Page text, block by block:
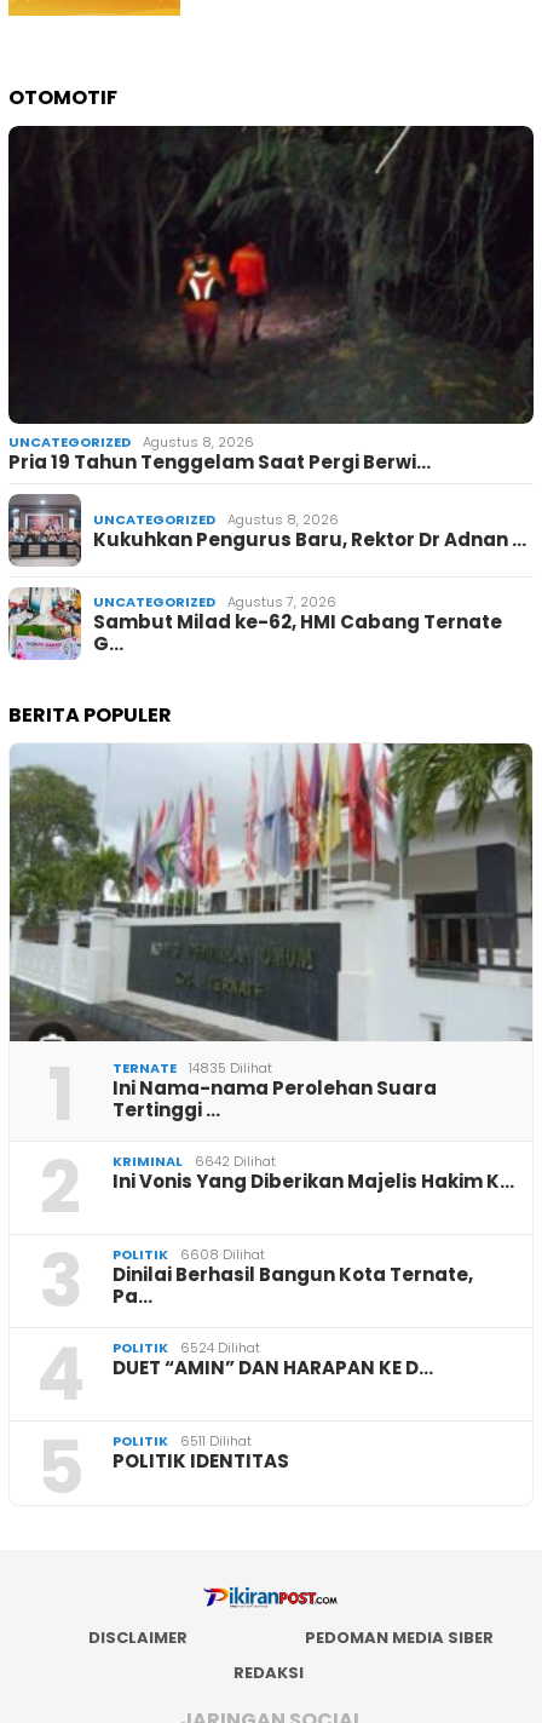
OTOMOTIF
UNCATEGORIZED Agustus 8, 2026
Pria 19 Tahun Tenggelam Saat Pergi Berwi…
UNCATEGORIZED Agustus 8, 2026
Kukuhkan Pengurus Baru, Rektor Dr Adnan …
UNCATEGORIZED Agustus 7, 2026
Sambut Milad ke-62, HMI Cabang Ternate
G…
BERITA POPULER
1 TERNATE 14835 Dilihat
Ini Nama-nama Perolehan Suara
Tertinggi …
2 KRIMINAL 6642 Dilihat
Ini Vonis Yang Diberikan Majelis Hakim K…
3 POLITIK 6608 Dilihat
Dinilai Berhasil Bangun Kota Ternate,
Pa…
4 POLITIK 6524 Dilihat
DUET “AMIN” DAN HARAPAN KE D…
5 POLITIK 6511 Dilihat
POLITIK IDENTITAS
DISCLAIMER
PEDOMAN MEDIA SIBER
REDAKSI